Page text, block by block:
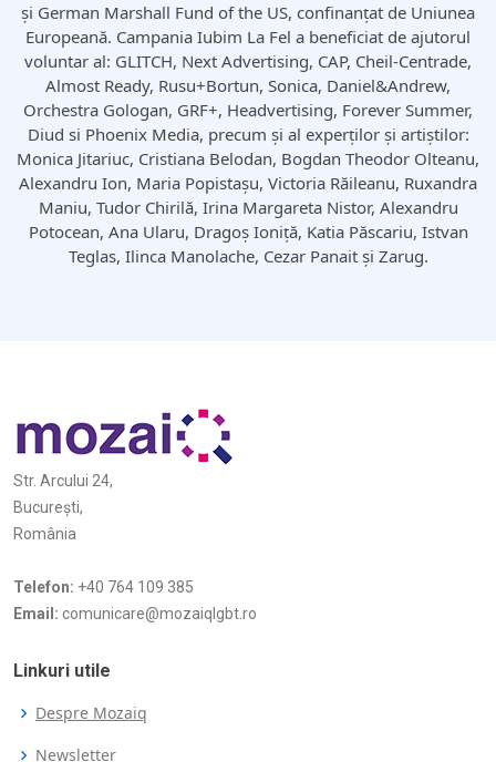
și German Marshall Fund of the US, confinanțat de Uniunea
Europeană. Campania Iubim La Fel a beneficiat de ajutorul
voluntar al: GLITCH, Next Advertising, CAP, Cheil-Centrade,
Almost Ready, Rusu+Bortun, Sonica, Daniel&Andrew,
Orchestra Gologan, GRF+, Headvertising, Forever Summer,
Diud si Phoenix Media, precum și al experților și artiștilor:
Monica Jitariuc, Cristiana Belodan, Bogdan Theodor Olteanu,
Alexandru Ion, Maria Popistașu, Victoria Răileanu, Ruxandra
Maniu, Tudor Chirilă, Irina Margareta Nistor, Alexandru
Potocean, Ana Ularu, Dragoș Ioniță, Katia Păscariu, Istvan
Teglas, Ilinca Manolache, Cezar Panait și Zarug.
Str. Arcului 24,
București,
România
Telefon: +40 764 109 385
Email: comunicare@mozaiqlgbt.ro
Linkuri utile
Despre Mozaiq
Newsletter